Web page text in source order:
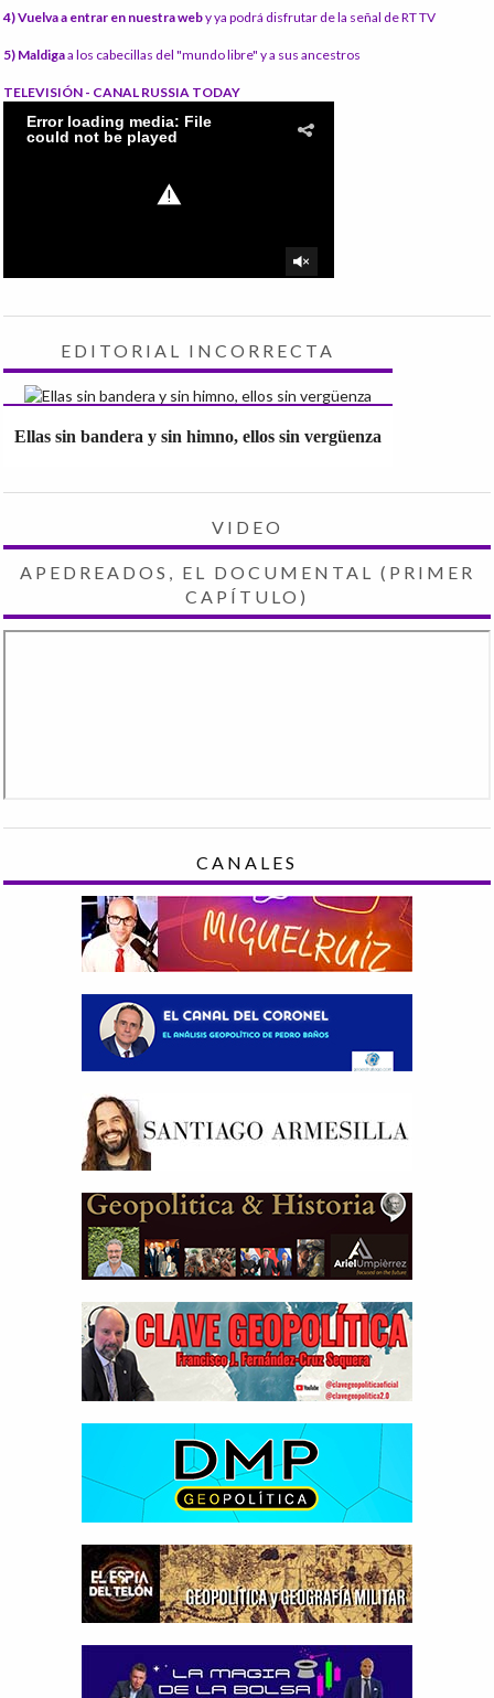
4) Vuelva a entrar en nuestra weby ya podrá disfrutar de la señal de RT TV
5) Maldigaa los cabecillas del "mundo libre" y a sus ancestros
TELEVISIÓN - CANAL RUSSIA TODAY
EDITORIAL INCORRECTA
Ellas sin bandera y sin himno, ellos sin vergüenza
VIDEO
APEDREADOS, EL DOCUMENTAL (PRIMER
CAPÍTULO)
CANALES